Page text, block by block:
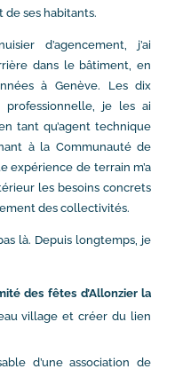
ses habitants.
d’agencement, j’ai
dans le bâtiment, en
à Genève. Les dix
je les ai
tant qu’agent technique
à la Communauté de
expérience de terrain m’a
les besoins concrets
des collectivités.
là. Depuis longtemps, je
des fêtes d’Allonzier la
village et créer du lien
d’une association de